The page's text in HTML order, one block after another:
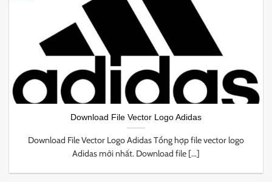
Download File Vector Logo Adidas
Download File Vector Logo Adidas Tổng hợp file vector logo
Adidas mới nhất. Download file [...]